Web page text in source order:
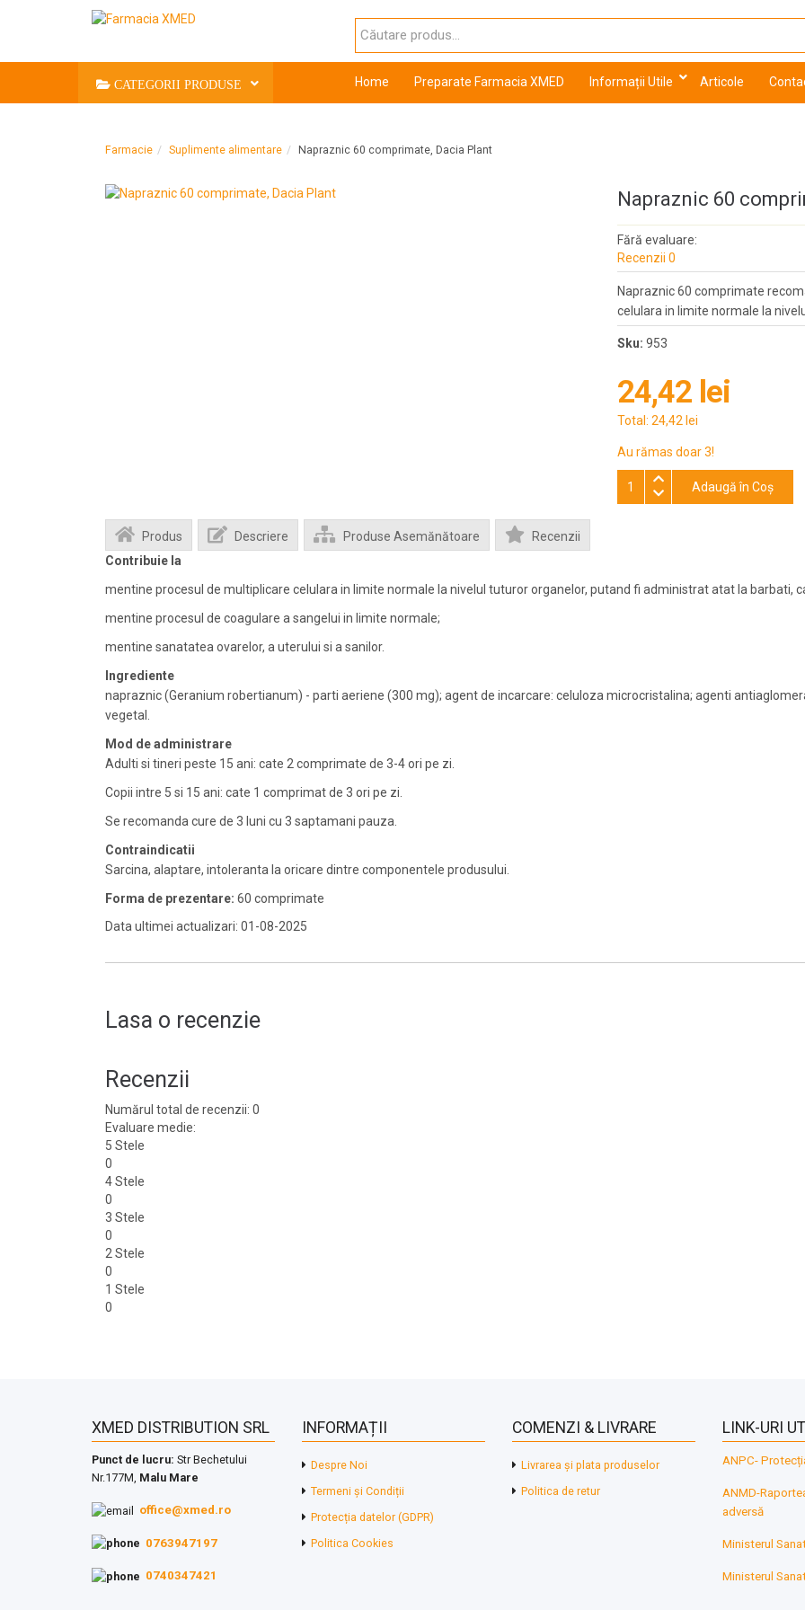
CATEGORII PRODUSE Home Preparate Farmacia XMED Informații Utile Articole
Farmacie Suplimente alimentare Napraznic 60 comprimate, Dacia Plant
Napraznic 60
Fără evaluare:
Recenzii 0
Napraznic 60 comprimate
celulara in limite normale la
Sku: 953
24,42 lei
Total: 24,42 lei
Au rămas doar 3!
Adaugă în Coş
Produs Descriere Produse Asemănătoare
Recenzii
Contribuie la
mentine procesul de multiplicare celulara in limite normale la nivelul tuturor organelor, putand fi administrat atat la barbati,
mentine procesul de coagulare a sangelui in limite normale;
mentine sanatatea ovarelor, a uterului si a sanilor.
Ingrediente
napraznic (Geranium robertianum) - parti aeriene (300 mg); agent de incarcare: celuloza microcristalina; agenti
vegetal.
Mod de administrare
Adulti si tineri peste 15 ani: cate 2 comprimate de 3-4 ori pe zi.
Copii intre 5 si 15 ani: cate 1 comprimat de 3 ori pe zi.
Se recomanda cure de 3 luni cu 3 saptamani pauza.
Contraindicatii
Sarcina, alaptare, intoleranta la oricare dintre componentele produsului.
Forma de prezentare: 60 comprimate
Data ultimei actualizari: 01-08-2025
Lasa o recenzie
Recenzii
Numărul total de recenzii: 0
Evaluare medie:
5 Stele
0
4 Stele
0
3 Stele
0
2 Stele
0
1 Stele
0
XMED DISTRIBUTION SRL
Punct de lucru: Str Bechetului
Nr.177M, Malu Mare
office@xmed.ro
0763947197
0740347421
INFORMAȚII
Despre Noi
Termeni și Condiții
Protecția datelor (GDPR)
Politica Cookies
COMENZI & LIVRARE
Livrarea și plata produselor
Politica de retur
LINK-URI
ANPC-
ANMD-
adversă
Ministerul
Ministerul